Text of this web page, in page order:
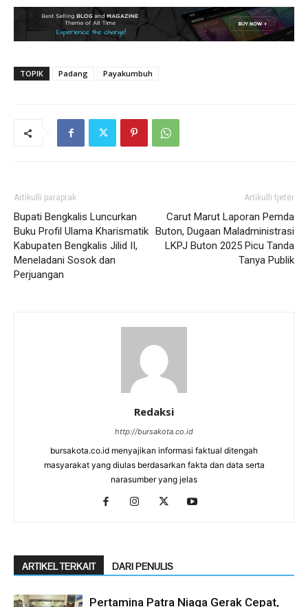
TOPIK Padang Payakumbuh
Artikulli paraprak
Bupati Bengkalis Luncurkan
Buku Profil Ulama Kharismatik
Kabupaten Bengkalis Jilid II,
Meneladani Sosok dan
Perjuangan
Artikulli tjetër
Carut Marut Laporan Pemda
Buton, Dugaan Maladministrasi
LKPJ Buton 2025 Picu Tanda
Tanya Publik
Redaksi
http://bursakota.co.id
bursakota.co.id menyajikan informasi faktual ditengah
masyarakat yang diulas berdasarkan fakta dan data serta
narasumber yang jelas
ARTIKEL TERKAIT DARI PENULIS
Pertamina Patra Niaga Gerak Cepat,